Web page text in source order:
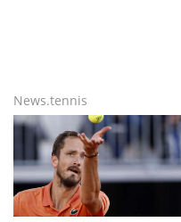
News.tennis